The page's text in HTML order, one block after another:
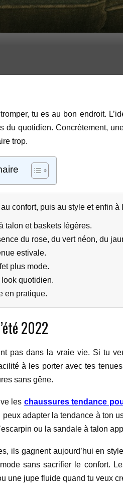
tu es au bon endroit.
quotidien. Concrètement,
trop.
confort, puis au style et enfin à
talon et baskets légères.
du rose, du vert néon, du
estivale.
plus mode.
quotidien.
en pratique.
2022
pas dans la vraie vie. Si tu
à les porter avec tes
sans gêne.
les chaussures tendance
adapter la tendance à ton
ou la sandale à talon
ils gagnent aujourd’hui en
sans sacrifier le confort.
une jupe fluide quand tu veux